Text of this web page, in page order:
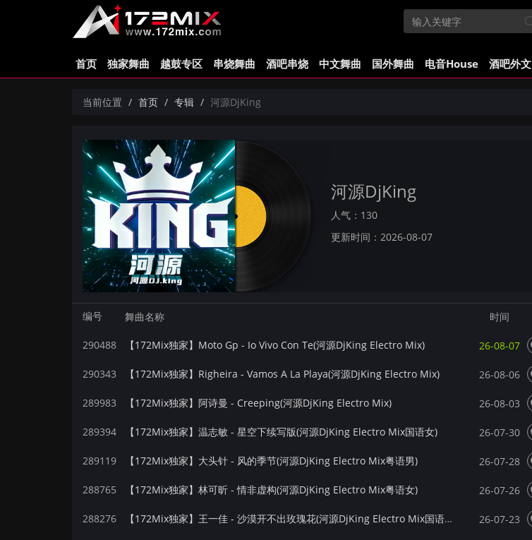
首页 独家舞曲 越鼓专区 串烧舞曲 酒吧串烧 中文舞曲 国外舞曲 电音House 酒吧外文
当前位置 首页 专辑 河源DjKing
河源DjKing
人气：130
更新时间：2026-08-07
编号 舞曲名称 时间
290488 【172Mix独家】Moto Gp - Io Vivo Con Te(河源DjKing Electro Mix) 26-08-07
290343 【172Mix独家】Righeira - Vamos A La Playa(河源DjKing Electro Mix) 26-08-06
289983 【172Mix独家】阿诗曼 - Creeping(河源DjKing Electro Mix) 26-08-03
289394 【172Mix独家】温志敏 - 星空下续写版(河源DjKing Electro Mix国语女) 26-07-30
289119 【172Mix独家】大头针 - 风的季节(河源DjKing Electro Mix粤语男) 26-07-28
288765 【172Mix独家】林可昕 - 情非虚构(河源DjKing Electro Mix粤语女) 26-07-26
288276 【172Mix独家】王一佳 - 沙漠开不出玫瑰花(河源DjKing Electro Mix国语女) 26-07-23